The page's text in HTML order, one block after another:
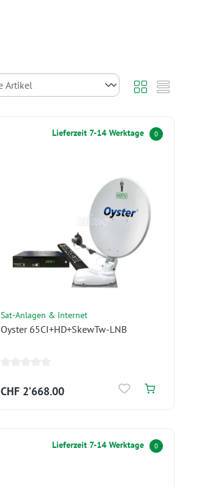
Lieferzeit 7-14 Werktage 0
Sat-Anlagen & Internet
Oyster 65CI+HD+SkewTw-LNB
CHF 2’668.00
Lieferzeit 7-14 Werktage 0